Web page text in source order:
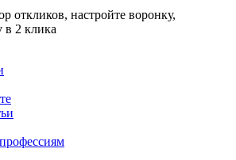
откликов, настройте воронку,
в 2 клика